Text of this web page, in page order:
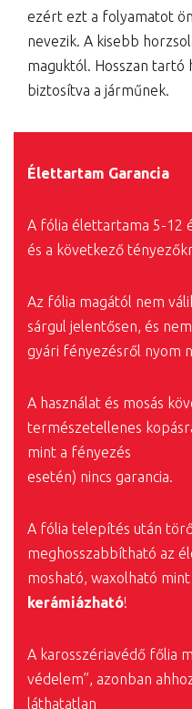
ezért ezt a folyamatot
nevezik. A kisebb
maguktól. Hosszan tartó
biztosítva a járműnek.
Élettartam Garancia
A fólia élettartama 5-12
és a következő
Az fólia magától nem
sárgul jelentősen, és
gyári fényezésről nyom
A használat és mosás
természetellenes
mint a fényezés
esetén) nincs garancia.
A fólia telepítés után
meghosszabbítható az
mosható, waxolható
kerámiázható!
A karosszériavédő főlia
védelem”, azonban
láthatatlan